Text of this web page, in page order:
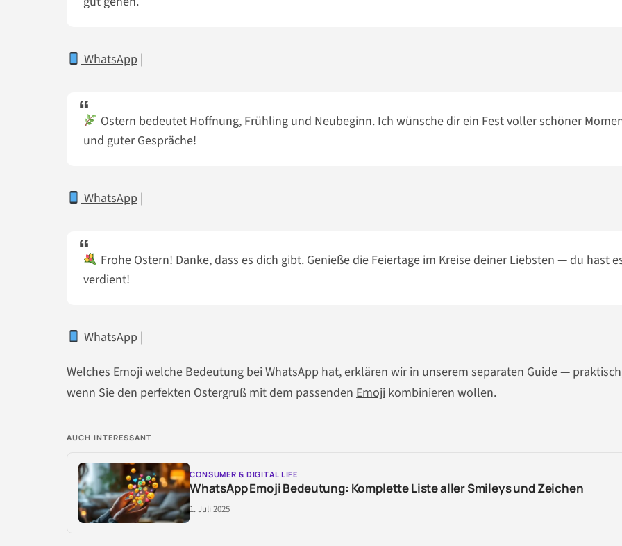
WhatsApp|
Ostern bedeutet Hoffnung, Frühling und Neubeginn. Ich wünsche dir ein Fest voller schöner
und guter Gespräche!
WhatsApp|
Frohe Ostern! Danke, dass es dich gibt. Genieße die Feiertage im Kreise deiner Liebsten — du hast
verdient!
WhatsApp|
Welches Emoji welche Bedeutung bei WhatsApp hat, erklären wir in unserem separaten Guide —
wenn Sie den perfekten Ostergruß mit dem passenden Emoji kombinieren wollen.
AUCH INTERESSANT
CONSUMER & DIGITAL LIFE
WhatsApp Emoji Bedeutung: Komplette Liste aller Smileys und Zeichen
1. Juli 2025